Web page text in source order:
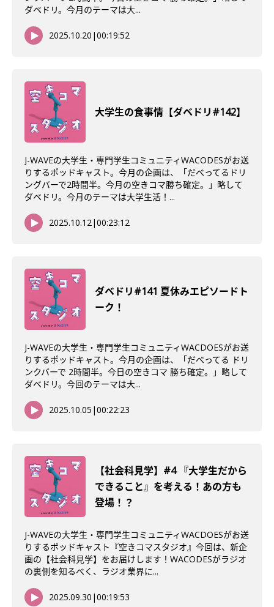
ダベドリ。今月のテーマは大...
2025.10.20 |00:19:52
大学生の食事情【ダベドリ#142】
J-WAVEの大学生・専門学生コミュニティWACODESがお送
りするポッドキャスト。今月の企画は、「だべってるドリ
ングバーで2時間半。今月の空きコマ勝ち確定。」略して
ダベドリ。今月のテーマは大学生活！...
2025.10.12|00:23:12
ダベドリ#141 夏休みエピソードト
ーク！
J-WAVEの大学生・専門学生コミュニティWACDOESがお送
りするポッドキャスト。今月の企画は、「だべってる ドリ
ンクバーで 2時間半。今日の空きコマ 勝ち確定。」略して
ダベドリ。今回のテーマは大...
2025.10.05 |00:22:23
【社会科見学】#4 『大学生だから
できること』を考える！あの方も
登場！？
J-WAVEの大学生・専門学生コミュニティWACDOESがお送
りするポッドキャスト『空きコマスタジオ』今回は、新企
画の【社会科見学】をお届けします！WACODESがラジオ
の裏側を知るべく、ラジオ業界に...
2025.09.30 |00:19:53